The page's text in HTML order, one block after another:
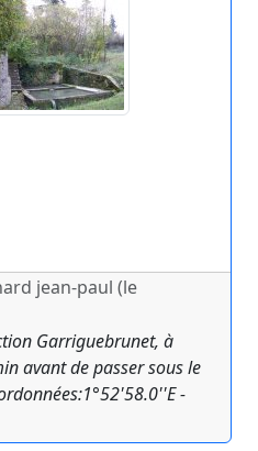
jean-paul (le
Garriguebrunet, à
avant de passer sous le
-